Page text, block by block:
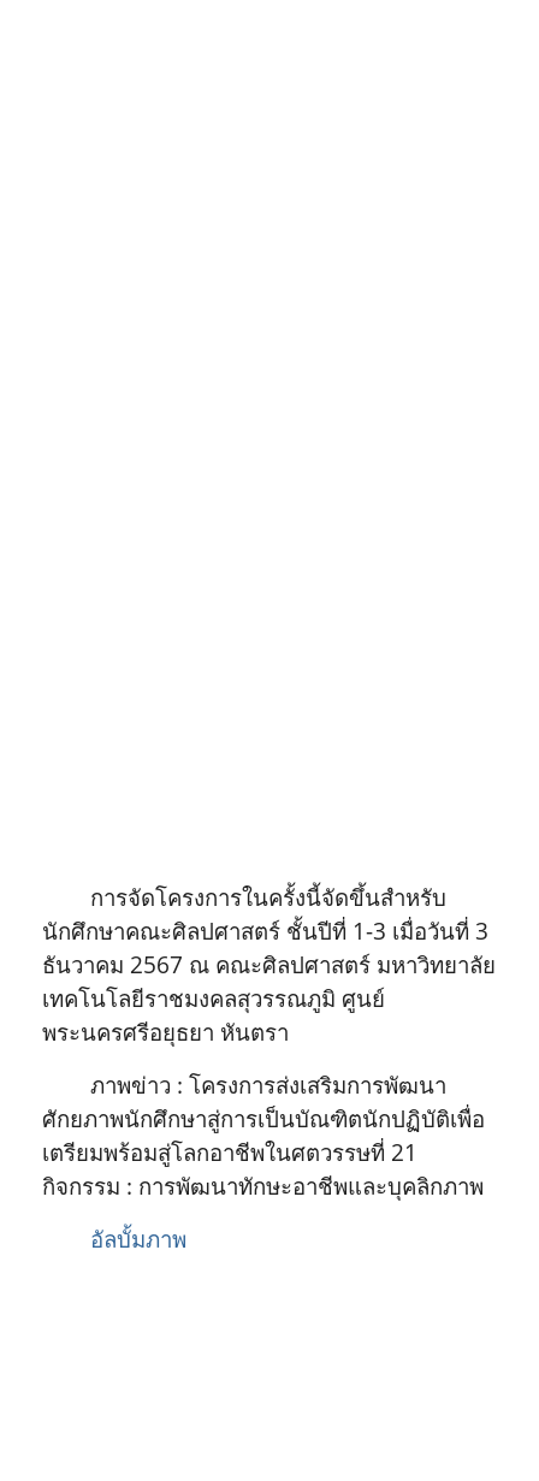
การจัดโครงการในครั้งนี้จัดขึ้นสำหรับ
นักศึกษาคณะศิลปศาสตร์ ชั้นปีที่ 1-3 เมื่อวันที่ 3
ธันวาคม 2567 ณ คณะศิลปศาสตร์ มหาวิทยาลัย
เทคโนโลยีราชมงคลสุวรรณภูมิ ศูนย์
พระนครศรีอยุธยา หันตรา
ภาพข่าว : โครงการส่งเสริมการพัฒนา
ศักยภาพนักศึกษาสู่การเป็นบัณฑิตนักปฏิบัติเพื่อ
เตรียมพร้อมสู่โลกอาชีพในศตวรรษที่ 21
กิจกรรม : การพัฒนาทักษะอาชีพและบุคลิกภาพ
อัลบั้มภาพ